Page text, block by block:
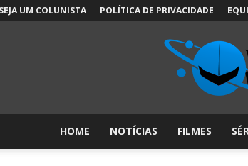
SEJA UM COLUNISTA POLÍTICA DE PRIVACIDADE
HOME NOTÍCIAS FILMES